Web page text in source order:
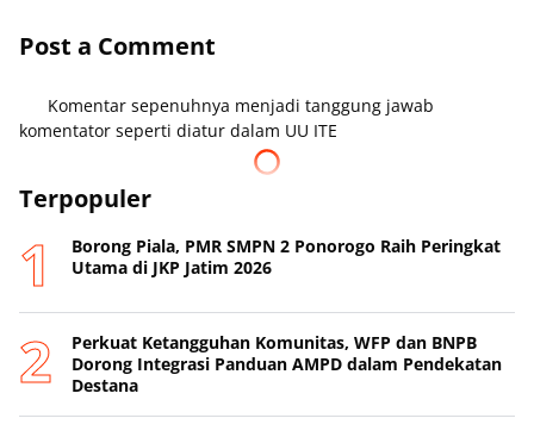
Post a Comment
Komentar sepenuhnya menjadi tanggung jawab
komentator seperti diatur dalam UU ITE
Terpopuler
Borong Piala, PMR SMPN 2 Ponorogo Raih Peringkat
Utama di JKP Jatim 2026
Perkuat Ketangguhan Komunitas, WFP dan BNPB
Dorong Integrasi Panduan AMPD dalam Pendekatan
Destana